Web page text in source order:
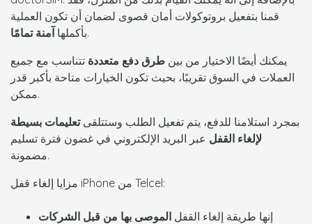
قمنا بتفعيل بروتوكولات أمان قصوى لضمان أن تكون العملية
بأكملها آمنة تمامًا
.
يمكنك أيضًا الاختيار من بين طرق دفع متعددة تتناسب مع جميع
العملات في السوق تقريبًا، بحيث تكون الخيارات متاحة بأكبر قدر
ممكن.
بمجرد استلامنا للدفع، يتم تفعيل الطلب وستتلقىتعليمات بسيطة
لإلغاء القفل عبر البريد الإلكتروني في غضون فترة تسليم
مضمونة.
مزايا إلغاء قفل iPhone من Telcel:
إنها طريقة إلغاء القفل الموصى بها من قبل الشركات